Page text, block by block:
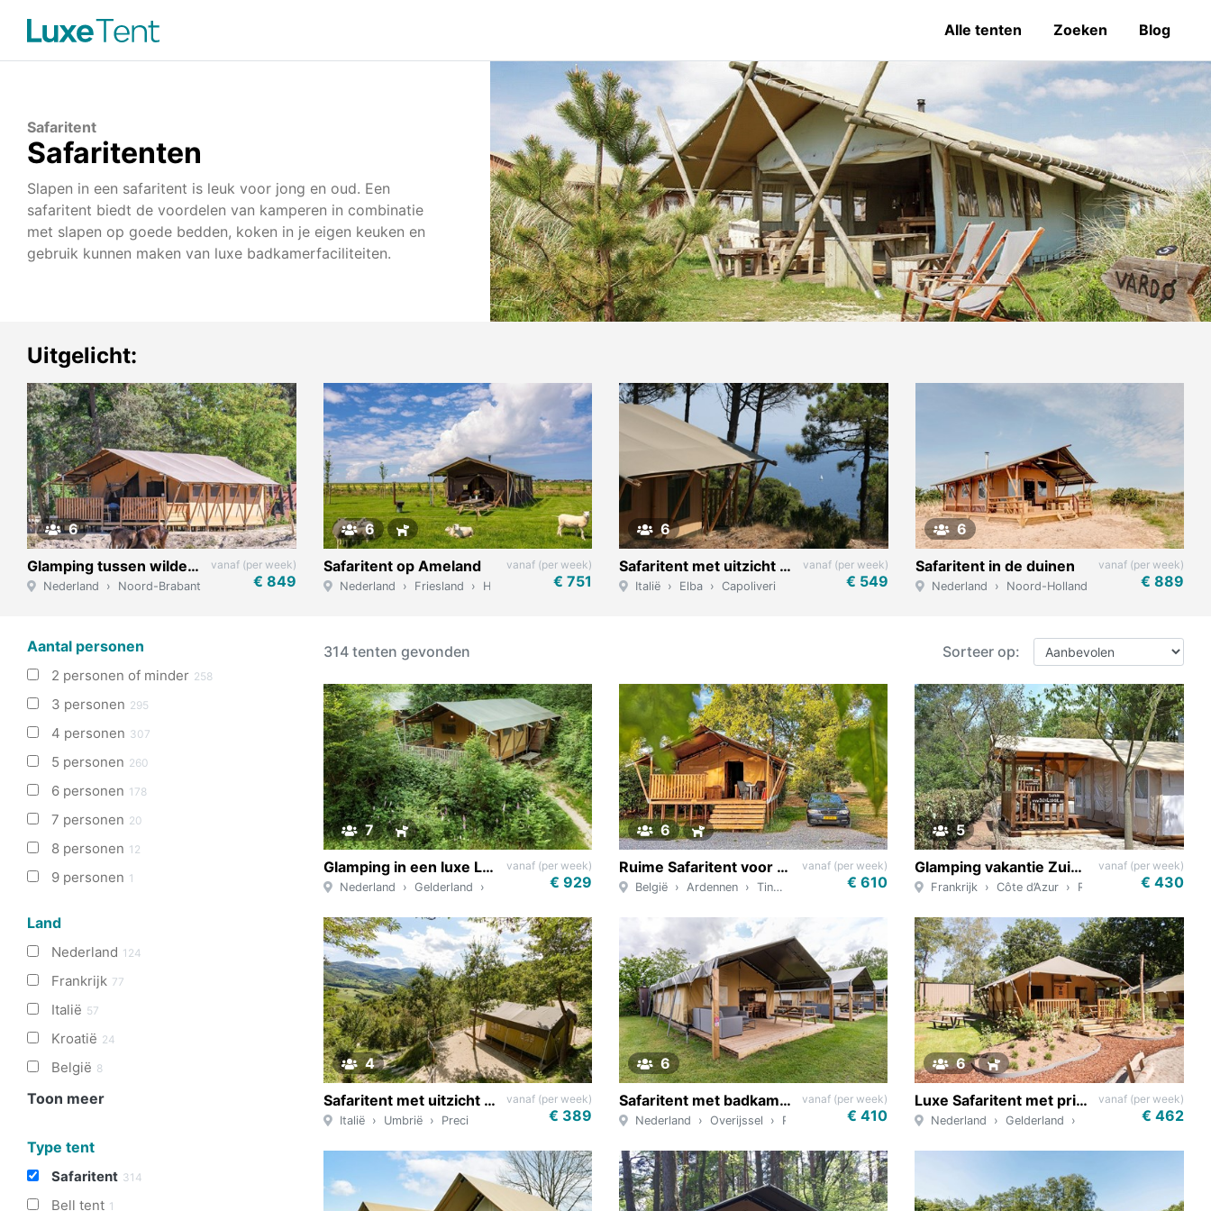
Alle tenten Zoeken Blog
Safaritent
Safaritenten
Slapen in een safaritent is leuk voor jong en oud. Een
safaritent biedt de voordelen van kamperen in combinatie
met slapen op goede bedden, koken in je eigen keuken en
gebruik kunnen maken van luxe badkamerfaciliteiten.
Uitgelicht:
6
Glamping tussen wilde dieren
Nederland Noord-Brabant Hilvarenbeek
vanaf (per week)
€ 849
6
Safaritent op Ameland
Nederland Friesland
vanaf (per week)
€ 751
6
Safaritent met uitzicht op zee
Italië Elba Capoliveri
vanaf (per week)
€ 549
6
Safaritent in de duinen
Nederland Noord-Holland
vanaf (per week)
€ 889
Aantal personen
2 personen of minder 258
3 personen 295
4 personen 307
5 personen 260
6 personen 178
7 personen 20
8 personen 12
9 personen 1
Land
Nederland 124
Frankrijk 77
Italië 57
Kroatië 24
België 8
Toon meer
Type tent
Safaritent 314
Bell tent 1
Sorteer op:
314 tenten gevonden
7
Glamping in een luxe Lodgetent op de Veluwe
Nederland Gelderland
vanaf (per week)
€ 929
6
Ruime Safaritent voor 6 personen met badkamer
België Ardennen Tintigny
vanaf (per week)
€ 610
5
Glamping vakantie Zuid-Frankrijk
Frankrijk Côte d’Azur
vanaf (per week)
€ 430
4
Safaritent met uitzicht op de heuvels
Italië Umbrië Preci
vanaf (per week)
€ 389
6
Safaritent met badkamer in Rheeze
Nederland Overijssel
vanaf (per week)
€ 410
6
Luxe Safaritent met privé sanitair op de Veluwe
Nederland Gelderland
vanaf (per week)
€ 462